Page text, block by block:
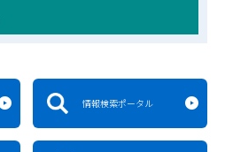
情報検索ポータル